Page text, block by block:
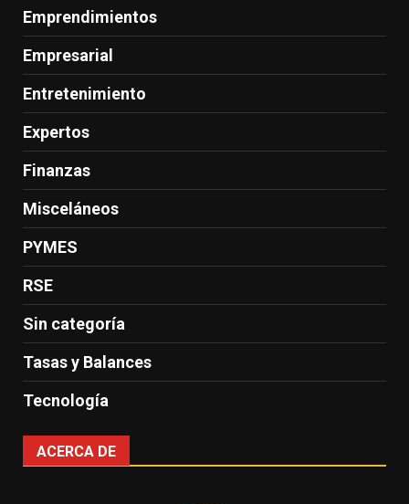
Emprendimientos
Empresarial
Entretenimiento
Expertos
Finanzas
Misceláneos
PYMES
RSE
Sin categoría
Tasas y Balances
Tecnología
ACERCA DE